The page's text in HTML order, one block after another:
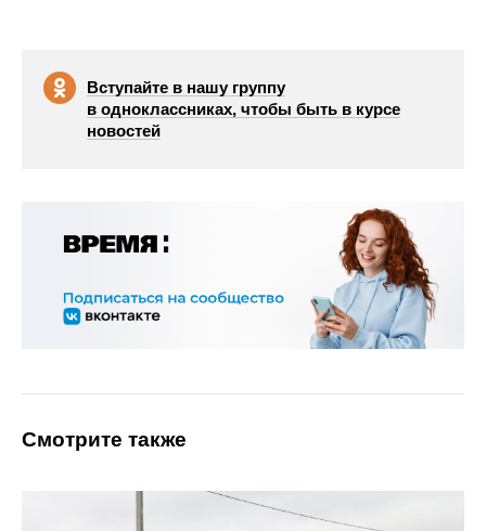
Вступайте в нашу группу
в одноклассниках, чтобы быть в курсе
новостей
Смотрите также